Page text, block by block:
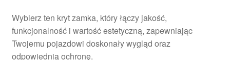
Wybierz ten kryt zamka, który łączy jakość,
funkcjonalność i wartość estetyczną, zapewniając
Twojemu pojazdowi doskonały wygląd oraz
odpowiednią ochronę.